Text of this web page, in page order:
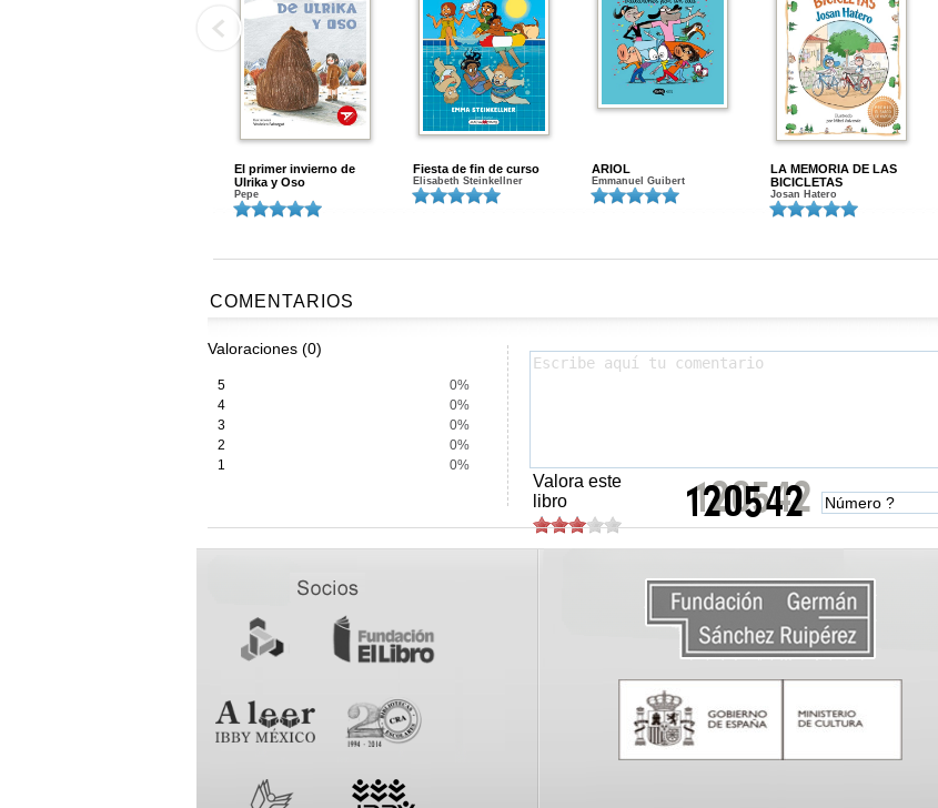
El primer invierno de
Ulrika y Oso
Pepe
Fiesta de fin de curso
Elisabeth Steinkellner
ARIOL
Emmanuel Guibert
LA MEMORIA DE LAS
BICICLETAS
Josan Hatero
COMENTARIOS
Valoraciones (0)
5
0%
4
0%
3
0%
2
0%
1
0%
Valora este
libro